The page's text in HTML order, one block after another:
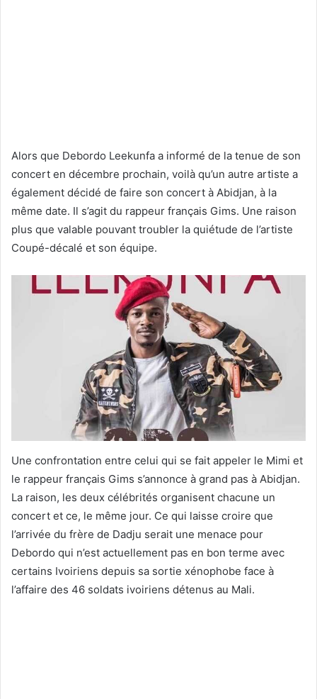
Alors que Debordo Leekunfa a informé de la tenue de son
concert en décembre prochain, voilà qu’un autre artiste a
également décidé de faire son concert à Abidjan, à la
même date. Il s’agit du rappeur français Gims. Une raison
plus que valable pouvant troubler la quiétude de l’artiste
Coupé-décalé et son équipe.
Une confrontation entre celui qui se fait appeler le Mimi et
le rappeur français Gims s’annonce à grand pas à Abidjan.
La raison, les deux célébrités organisent chacune un
concert et ce, le même jour. Ce qui laisse croire que
l’arrivée du frère de Dadju serait une menace pour
Debordo qui n’est actuellement pas en bon terme avec
certains Ivoiriens depuis sa sortie xénophobe face à
l’affaire des 46 soldats ivoiriens détenus au Mali.